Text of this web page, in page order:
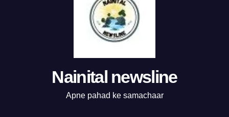
Nainital newsline
Apne pahad ke samachaar